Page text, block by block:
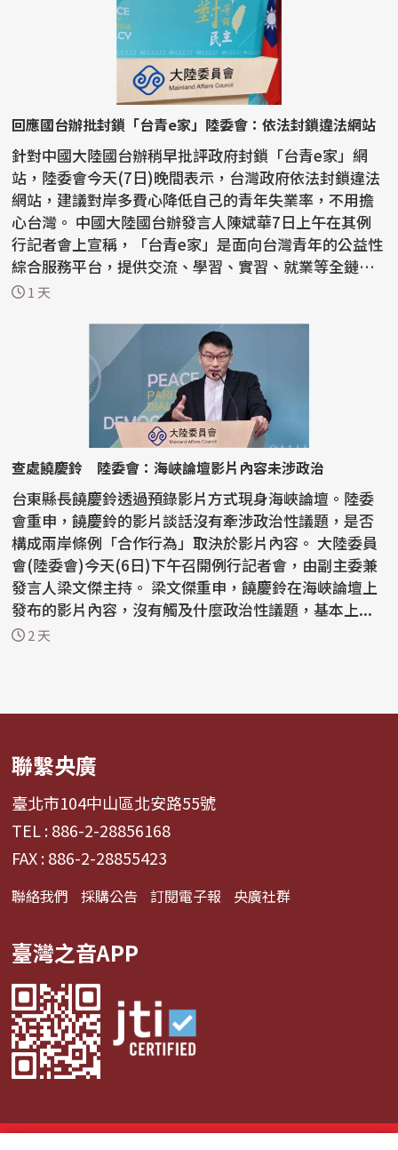
回應國台辦批封鎖「台青e家」陸委會：依法封鎖違法網站
針對中國大陸國台辦稍早批評政府封鎖「台青e家」網
站，陸委會今天(7日)晚間表示，台灣政府依法封鎖違法
網站，建議對岸多費心降低自己的青年失業率，不用擔
心台灣。 中國大陸國台辦發言人陳斌華7日上午在其例
行記者會上宣稱，「台青e家」是面向台灣青年的公益性
綜合服務平台，提供交流、學習、實習、就業等全鏈條
資訊。...
1 天
查處饒慶鈴 陸委會：海峽論壇影片內容未涉政治
台東縣長饒慶鈴透過預錄影片方式現身海峽論壇。陸委
會重申，饒慶鈴的影片談話沒有牽涉政治性議題，是否
構成兩岸條例「合作行為」取決於影片內容。 大陸委員
會(陸委會)今天(6日)下午召開例行記者會，由副主委兼
發言人梁文傑主持。 梁文傑重申，饒慶鈴在海峽論壇上
發布的影片內容，沒有觸及什麼政治性議題，基本上...
2 天
聯繫央廣
臺北市104中山區北安路55號
TEL : 886-2-28856168
FAX : 886-2-28855423
聯絡我們 採購公告 訂閱電子報 央廣社群
臺灣之音APP